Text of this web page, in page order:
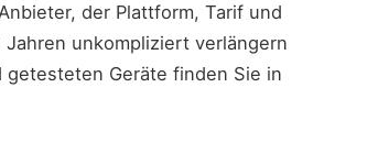
der Plattform, Tarif und
unkompliziert verlängern
Geräte finden Sie in